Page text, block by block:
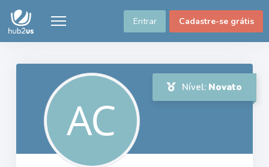
Entrar Cadastre-se grátis
Nível: Novato